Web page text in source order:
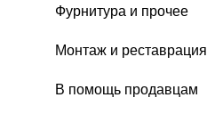
Фурнитура и прочее
Монтаж и реставрация
В помощь продавцам